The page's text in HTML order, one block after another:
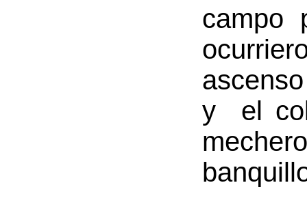
campo
y el